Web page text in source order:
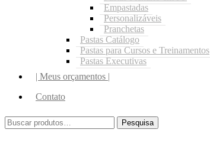
Empastadas
Personalizáveis
Pranchetas
Pastas Catálogo
Pastas para Cursos e Treinamentos
Pastas Executivas
| Meus orçamentos |
Contato